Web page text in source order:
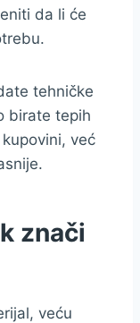
da li će
tehničke
birate tepih
već
znači
veću